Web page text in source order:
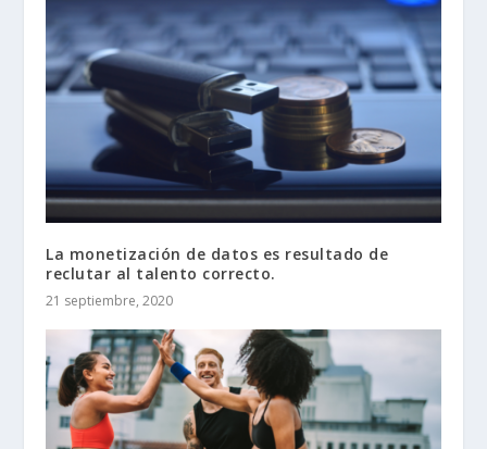
La monetización de datos es resultado de
reclutar al talento correcto.
21 septiembre, 2020